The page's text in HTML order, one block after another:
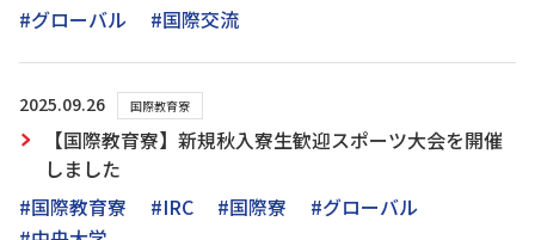
#グローバル
#国際交流
2025.09.26 国際教育寮
【国際教育寮】新規秋入寮生歓迎スポーツ大会を開催
しました
#国際教育寮
#IRC #国際寮
#グローバル